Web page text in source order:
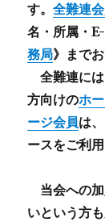
す。全難連
名・所属・
務局》まで
全難連に
方向けのホ
ージ会員は
ースをご利
当会への加
いという方